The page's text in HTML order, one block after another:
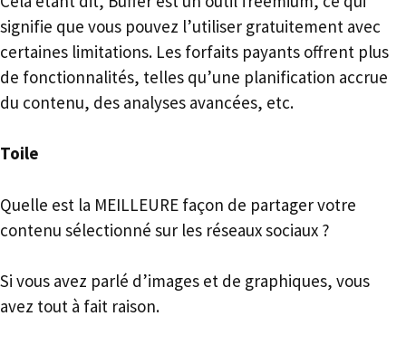
signifie que vous pouvez l’utiliser gratuitement avec
certaines limitations. Les forfaits payants offrent plus
de fonctionnalités, telles qu’une planification accrue
du contenu, des analyses avancées, etc.
Toile
Quelle est la MEILLEURE façon de partager votre
contenu sélectionné sur les réseaux sociaux ?
Si vous avez parlé d’images et de graphiques, vous
avez tout à fait raison.